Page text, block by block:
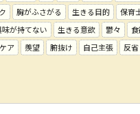
胸がふさがる 生きる目的 保育
味が持てない 生きる意欲 鬱々
ア 羨望 腑抜け 自己主張 反省